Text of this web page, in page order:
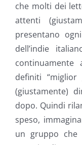
che molti dei
attenti
presentano
dell’indie
continuamente
definiti
(giustamente)
dopo. Quindi
speso,
un gruppo